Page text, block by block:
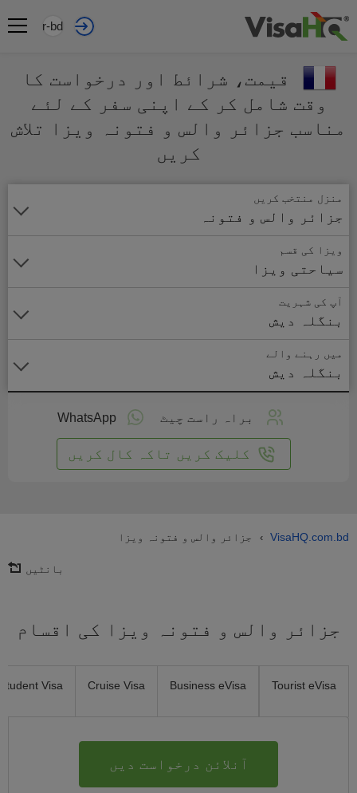
ur-bd
قیمت، شرائط اور درخواست کا
وقت شامل کر کے اپنی سفر کے لئے
مناسب جزائر والس و فتونہ ویزا تلاش
کریں
منزل منتخب کریں
جزائر والس و فتونہ
ویزا کی قسم
سیاحتی ویزا
آپ کی شہریت
بنگلہ دیش
میں رہنے والے
بنگلہ دیش
براہ راست چیٹ WhatsApp
کلیک کریں تاکہ کال کریں
VisaHQ.com.bd
› جزائر والس و فتونہ ویزا
بانٹیں
جزائر والس و فتونہ ویزا کی اقسام
Tourist eVisa
Business eVisa
Cruise Visa
Student Visa
آنلائن درخواست دیں